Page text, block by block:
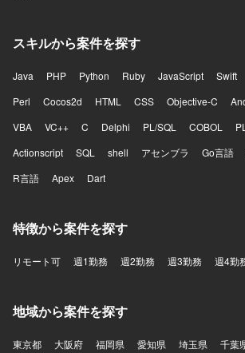
スキルから案件を探す
Java PHP Python Ruby JavaScript Swift
Perl
Cocos2d HTML CSS Objective-C
VBA
VC++ C Delphi PL/SQL COBOL
Actionscript
SQL shell アセンブラ Go言語
R言語
Apex Dart
特徴から案件を探す
リモート可 週1勤務 週2勤務 週3勤務 週4勤
地域から案件を探す
東京都 大阪府 福岡県 愛知県 埼玉県 千葉